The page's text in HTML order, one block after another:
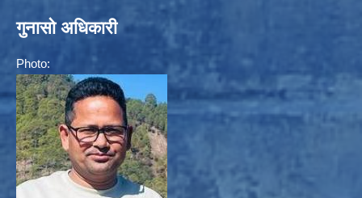
गुनासो अधिकारी
Photo: